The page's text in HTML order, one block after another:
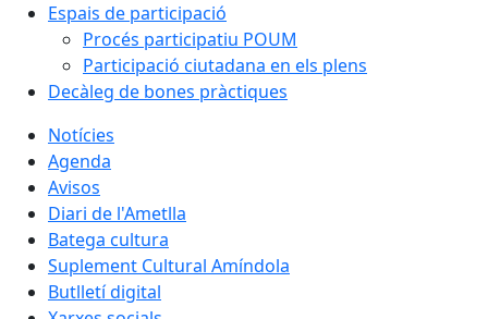
Espais de participació
Procés participatiu POUM
Participació ciutadana en els plens
Decàleg de bones pràctiques
Notícies
Agenda
Avisos
Diari de l'Ametlla
Batega cultura
Suplement Cultural Amíndola
Butlletí digital